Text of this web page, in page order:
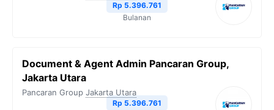
Rp 5.396.761
Bulanan
Document & Agent Admin Pancaran Group,
Jakarta Utara
Pancaran Group Jakarta Utara
Rp 5.396.761